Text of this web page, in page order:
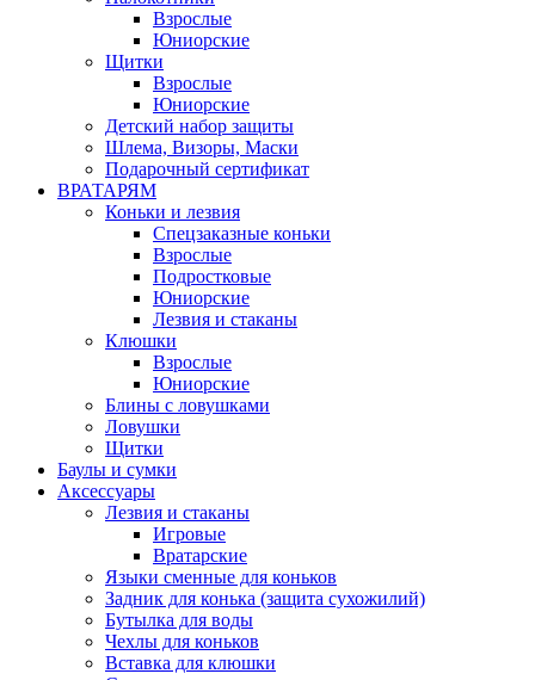
Взрослые
Юниорские
Щитки
Взрослые
Юниорские
Детский набор защиты
Шлема, Визоры, Маски
Подарочный сертификат
ВРАТАРЯМ
Коньки и лезвия
Спецзаказные коньки
Взрослые
Подростковые
Юниорские
Лезвия и стаканы
Клюшки
Взрослые
Юниорские
Блины с ловушками
Ловушки
Щитки
Баулы и сумки
Аксессуары
Лезвия и стаканы
Игровые
Вратарские
Языки сменные для коньков
Задник для конька (защита сухожилий)
Бутылка для воды
Чехлы для коньков
Вставка для клюшки